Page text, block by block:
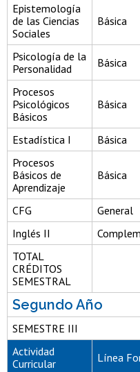
Epistemología
de las Ciencias
Sociales
Básica
Psicología de la
Personalidad
Básica
Procesos
Psicológicos
Básicos
Básica
Estadística I Básica
Procesos
Básicos de
Aprendizaje
Básica
CFG General
Inglés II
TOTAL
CRÉDITOS
SEMESTRAL
Segundo Año
SEMESTRE III
Actividad
Curricular
Línea